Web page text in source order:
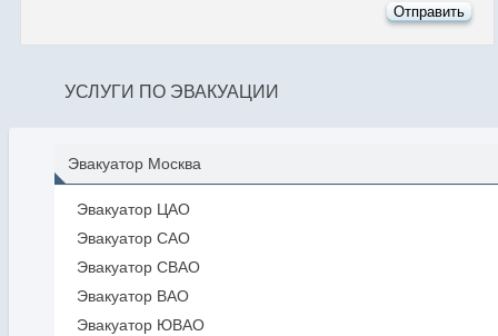
УСЛУГИ ПО ЭВАКУАЦИИ
Эвакуатор Москва
Эвакуатор ЦАО
Эвакуатор САО
Эвакуатор СВАО
Эвакуатор ВАО
Эвакуатор ЮВАО